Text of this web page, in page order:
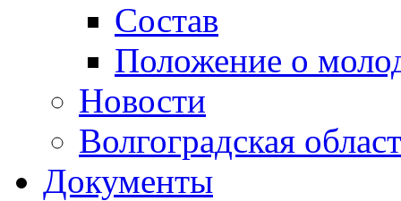
Состав
Положение о
Новости
Волгоградская
Документы